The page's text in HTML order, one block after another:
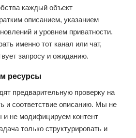
каждый объект
описанием, указанием
и уровнем приватности.
именно тот канал или чат,
запросу и ожиданию.
ресурсы
предварительную проверку на
и соответствие описанию. Мы не
и не модифицируем контент
только структурировать и